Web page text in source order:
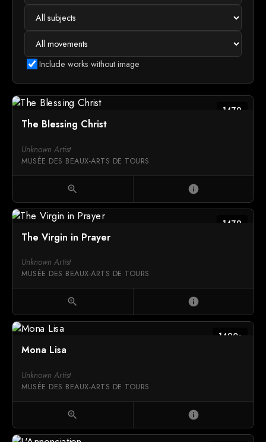
Include works without image
1479
The Blessing Christ
Unknown Artist
MUSÉE DES BEAUX-ARTS DE TOURS
zoom_in info
1479
The Virgin in Prayer
Unknown Artist
MUSÉE DES BEAUX-ARTS DE TOURS
zoom_in info
1490s
Mona Lisa
Unknown Artist
MUSÉE DES BEAUX-ARTS DE TOURS
zoom_in info